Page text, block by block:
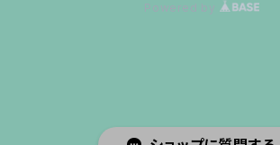
Powered by